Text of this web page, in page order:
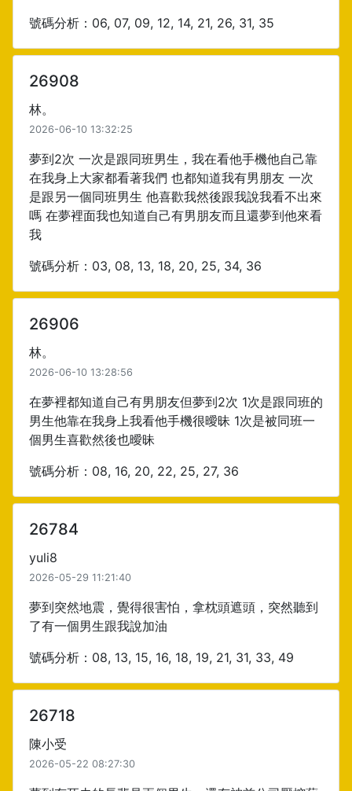
號碼分析：06, 07, 09, 12, 14, 21, 26, 31, 35
26908
林。
2026-06-10 13:32:25
夢到2次 一次是跟同班男生，我在看他手機他自己靠
在我身上大家都看著我們 也都知道我有男朋友 一次
是跟另一個同班男生 他喜歡我然後跟我說我看不出來
嗎 在夢裡面我也知道自己有男朋友而且還夢到他來看
我
號碼分析：03, 08, 13, 18, 20, 25, 34, 36
26906
林。
2026-06-10 13:28:56
在夢裡都知道自己有男朋友但夢到2次 1次是跟同班的
男生他靠在我身上我看他手機很曖昧 1次是被同班一
個男生喜歡然後也曖昧
號碼分析：08, 16, 20, 22, 25, 27, 36
26784
yuli8
2026-05-29 11:21:40
夢到突然地震，覺得很害怕，拿枕頭遮頭，突然聽到
了有一個男生跟我說加油
號碼分析：08, 13, 15, 16, 18, 19, 21, 31, 33, 49
26718
陳小受
2026-05-22 08:27:30